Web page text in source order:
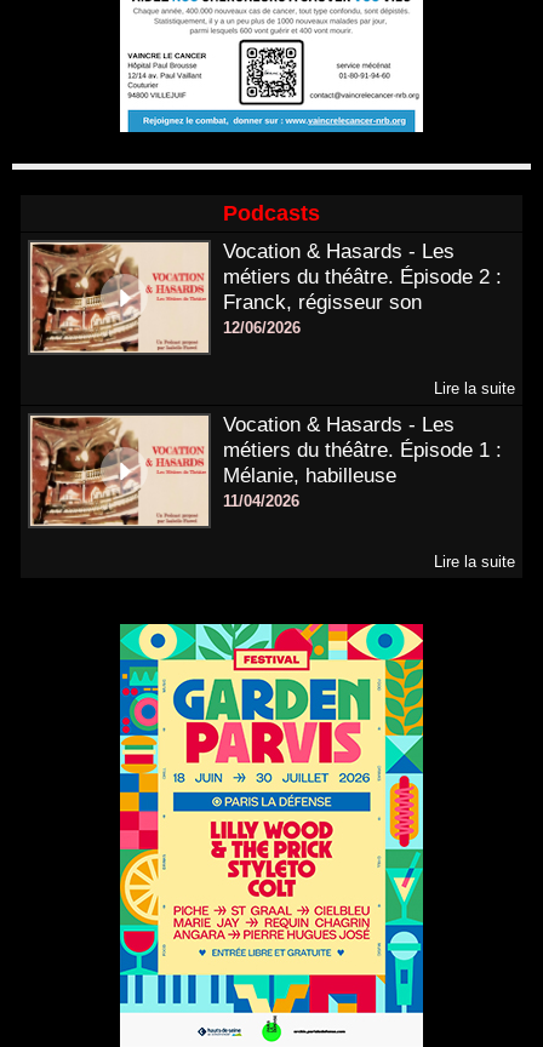
Podcasts
Vocation & Hasards - Les
métiers du théâtre. Épisode 2 :
Franck, régisseur son
12/06/2026
Lire la suite
Vocation & Hasards - Les
métiers du théâtre. Épisode 1 :
Mélanie, habilleuse
11/04/2026
Lire la suite